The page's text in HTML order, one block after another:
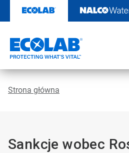
zawartości
Strona główna
Sankcje wobec